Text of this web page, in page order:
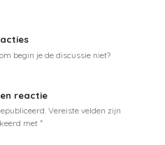
begin je de discussie niet?
reactie
Vereiste velden zijn
met*